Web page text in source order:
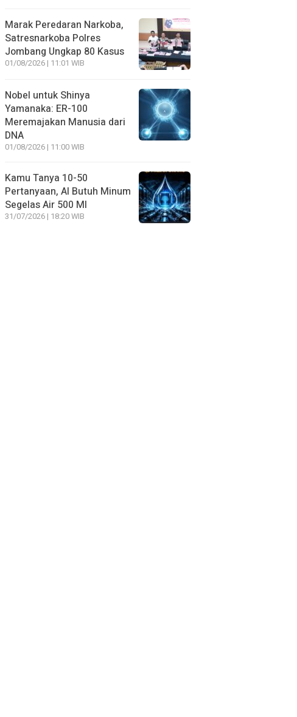
Marak Peredaran Narkoba,
Satresnarkoba Polres
Jombang Ungkap 80 Kasus
01/08/2026 | 11:01 WIB
Nobel untuk Shinya
Yamanaka: ER-100
Meremajakan Manusia dari
DNA
01/08/2026 | 11:00 WIB
Kamu Tanya 10-50
Pertanyaan, AI Butuh Minum
Segelas Air 500 Ml
31/07/2026 | 18:20 WIB